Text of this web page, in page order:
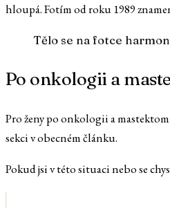
hloupá. Fotím od roku 1989
Tělo se na fotce
Po onkologii a
Pro ženy po onkologii a
sekci v obecném článku.
Pokud jsi v této situaci nebo se